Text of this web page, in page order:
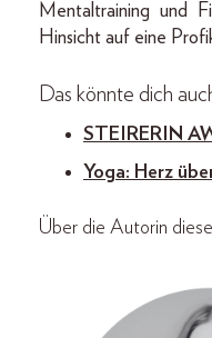
Mentaltraining und
Hinsicht auf eine
Das könnte dich
STEIRERIN
Yoga: Herz
Über die Autorin